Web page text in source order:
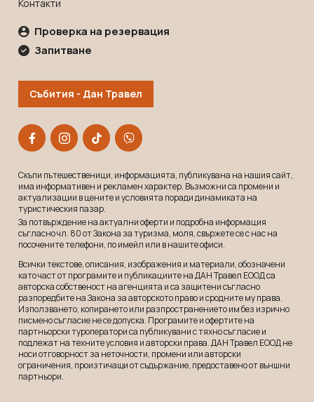
Контакти
Проверка на резервация
Запитване
Събития - Дан Травел
Скъпи пътешественици, информацията, публикувана на нашия сайт,
има информативен и рекламeн характер. Възможни са промени и
актуализации в цените и условията поради динамиката на
туристическия пазар.
За потвърждение на актуални оферти и подробна информация
съгласно чл. 80 от Закона за туризма, моля, свържете се с нас на
посочените телефони, по имейл или в нашите офиси.
Всички текстове, описания, изображения и материали, обозначени
като част от програмите и публикациите на ДАН Травел ЕООД са
авторска собственост на агенцията и са защитени съгласно
разпоредбите на Закона за авторското право и сродните му права.
Използването, копирането или разпространението им без изрично
писмено съгласие не се допуска. Програмите и офертите на
партньорски туроператори са публикувани с тяхно съгласие и
подлежат на техните условия и авторски права. ДАН Травел ЕООД не
носи отговорност за неточности, промени или авторски
ограничения, произтичащи от съдържание, предоставено от външни
партньори.